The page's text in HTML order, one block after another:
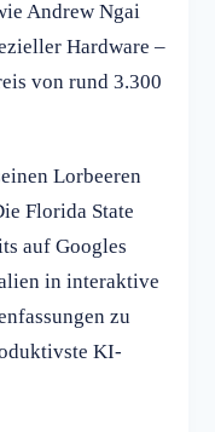
Andrew Ngai
Hardware –
von rund 3.300
Lorbeeren
Florida State
auf Googles
in interaktive
zu
KI-